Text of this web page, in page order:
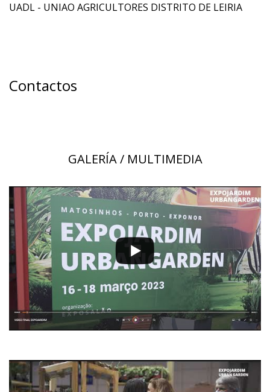
UADL - UNIAO AGRICULTORES DISTRITO DE LEIRIA
Contactos
GALERÍA / MULTIMEDIA